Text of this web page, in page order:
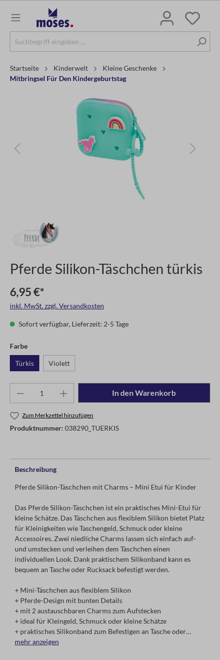
Startseite Kinderwelt
Kleine Geschenke
Mitbringsel Für Den Kindergeburtstag
Pferde Silikon-Täschchen türkis
6,95 €*
inkl. MwSt. zzgl. Versandkosten
Sofort verfügbar, Lieferzeit: 2-5 Tage
Farbe
Türkis Violett
In den Warenkorb
Zum Merkzettel hinzufügen
Produktnummer: 038290_TUERKIS
Beschreibung
Pferde Silikon-Täschchen mit Charms – Mini Etui für Kinder
Das Pferde Silikon-Täschchen ist ein praktisches Mini-Etui für
kleine Schätze. Das Täschchen aus flexiblem Silikon bietet Platz
für Kleinigkeiten wie Taschengeld, Schmuck oder kleine
Accessoires. Zwei niedliche Charms lassen sich einfach auf-
und umstecken und verleihen dem Täschchen einen
individuellen Look. Dank praktischem Silikonband kann es
bequem an Tasche oder Rucksack befestigt werden.
+ Mini-Täschchen aus flexiblem Silikon
+ Pferde-Design mit bunten Details
+ mit 2 austauschbaren Charms zum Aufstecken
+ ideal für Kleingeld, Schmuck oder kleine Schätze
+ praktisches Silikonband zum Befestigen an Tasche oder
Rucksack
mehr anzeigen